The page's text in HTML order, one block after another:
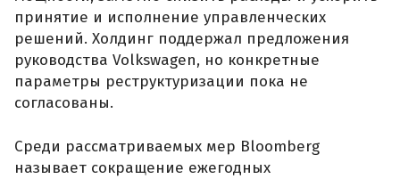
принятие и исполнение управленческих
решений. Холдинг поддержал предложения
руководства Volkswagen, но конкретные
параметры реструктуризации пока не
согласованы.
Среди рассматриваемых мер Bloomberg
называет сокращение ежегодных